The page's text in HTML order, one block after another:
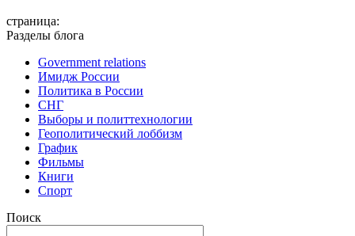
страница:
Разделы блога
Government relations
Имидж России
Политика в России
СНГ
Выборы и политтехнологии
Геополитический лоббизм
График
Фильмы
Книги
Спорт
Поиск